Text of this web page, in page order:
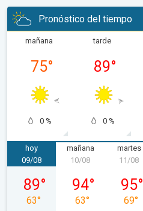
Pronóstico del tiempo
mañana
75°
0 %
tarde
89°
0 %
hoy
domingo, 09/08
09/08
89°
63°
mañana
10/08
94°
63°
martes
11/08
95°
69°